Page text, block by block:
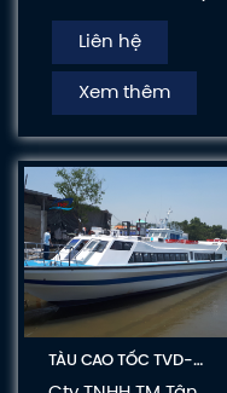
đại mang lại sự
vững vàng, ổn định
tuyệt vời khi vận
bố trí rộng mang
lại sự thoải mái và
tiện nghi cho
khách hàng.
Liên hệ
Xem thêm
TÀU CAO TỐC TVD-
CATA3092